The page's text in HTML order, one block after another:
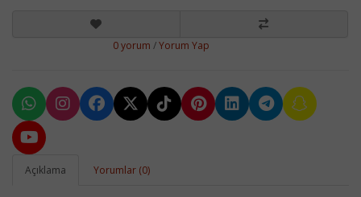
0 yorum /Yorum Yap
Açıklama Yorumlar (0)